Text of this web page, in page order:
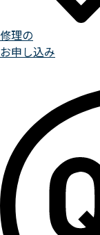
修理の
お申し込み